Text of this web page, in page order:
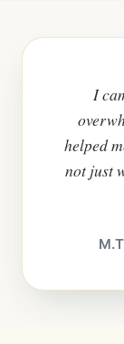
I
helped
not just